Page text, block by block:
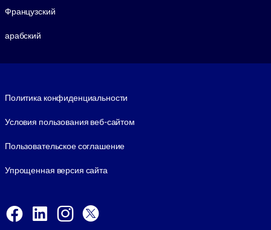
Французский
арабский
Политика конфиденциальности
Условия пользования веб-сайтом
Пользовательское соглашение
Упрощенная версия сайта
Facebook
LinkedInInstagram